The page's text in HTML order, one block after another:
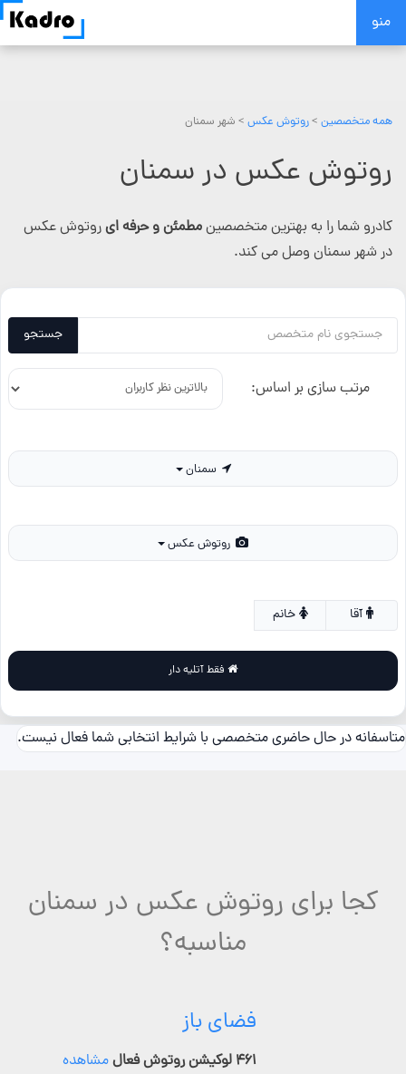
Skip
منو
همه متخصصین >روتوش عکس > شهر سمنان
روتوش عکس در سمنان
کادرو شما را به بهترین متخصصینمطمئن و حرفه ایروتوش عکس
در شهر سمنان وصل می کند.
جستجو
مرتب سازی بر اساس:
خانم
متاسفانه در حال حاضری متخصصی با شرایط انتخابی شما فعال نیست.
کجا برای روتوش عکس در سمنان
مناسبه؟
فضای باز
۴۶۱ لوکیشن روتوش فعال مشاهده